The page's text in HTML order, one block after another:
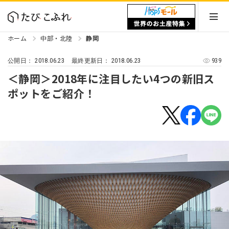
ホーム 中部・北陸 静岡
公開日：2018.06.23 最終更新日： 2018.06.23 939
＜静岡＞2018年に注目したい4つの新旧ス
ポットをご紹介！